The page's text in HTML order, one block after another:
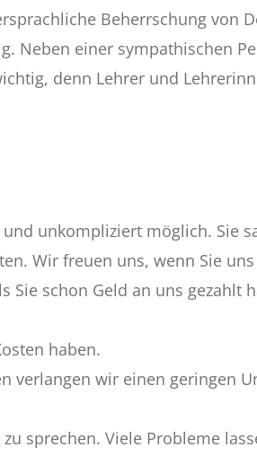
Beherrschung von
Neben einer sympathischen
denn Lehrer und
unkompliziert möglich. Sie
Wir freuen uns, wenn Sie
schon Geld an uns gezahlt
haben.
verlangen wir einen geringen
sprechen. Viele Probleme